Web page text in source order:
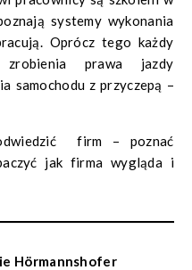
systemy wykonania
Oprócz tego każdy
prawa jazdy
samochodu z przyczepą –
firm – poznać
jak firma wygląda i
Hörmannshofer